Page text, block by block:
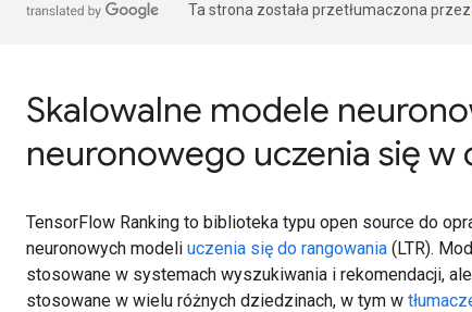
Ta strona została przetłumaczona przez
Skalowalne modele
neuronowego uczenia się w
TensorFlow Ranking to biblioteka typu open source do
neuronowych modeli uczenia się do rangowania (LTR).
stosowane w systemach wyszukiwania i rekomendacji,
stosowane w wielu różnych dziedzinach, w tym w